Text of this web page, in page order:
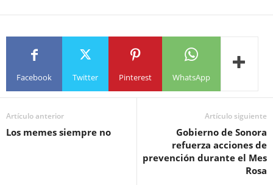
Facebook Twitter Pinterest WhatsApp
Artículo anterior
Los memes siempre no
Artículo siguiente
Gobierno de Sonora
refuerza acciones de
prevención durante el Mes
Rosa